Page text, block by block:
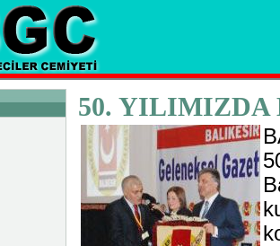
50. YILIMIZDA